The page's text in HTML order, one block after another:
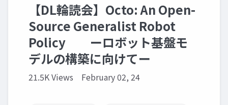
【DL輪読会】Octo: An Open-
Source Generalist Robot
Policy ーロボット基盤モ
デルの構築に向けてー
21.5K Views February 02, 24